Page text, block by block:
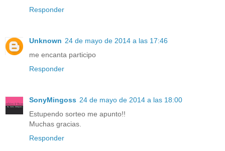
Responder
Unknown 24 de mayo de 2014 a las 17:46
me encanta participo
Responder
SonyMingoss 24 de mayo de 2014 a las 18:00
Estupendo sorteo me apunto!!
Muchas gracias.
Responder